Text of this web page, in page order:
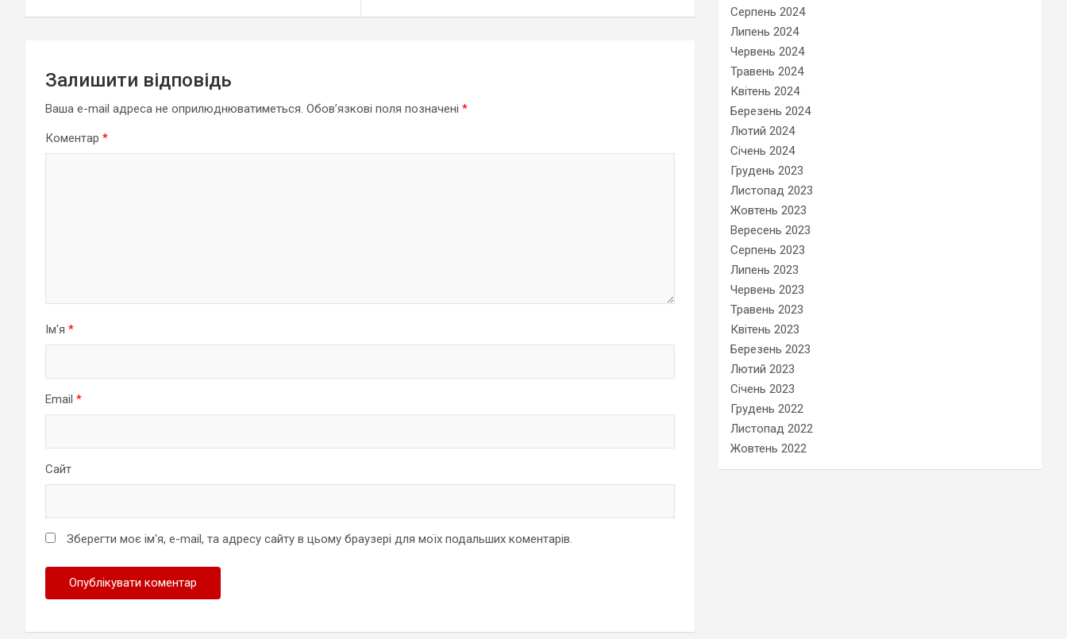
Залишити відповідь
Ваша e-mail адреса не оприлюднюватиметься. Обов’язкові поля позначені *
Коментар *
Ім'я *
Email *
Сайт
Зберегти моє ім'я, e-mail, та адресу сайту в цьому браузері для моїх подальших коментарів.
Серпень 2024
Липень 2024
Червень 2024
Травень 2024
Квітень 2024
Березень 2024
Лютий 2024
Січень 2024
Грудень 2023
Листопад 2023
Жовтень 2023
Вересень 2023
Серпень 2023
Липень 2023
Червень 2023
Травень 2023
Квітень 2023
Березень 2023
Лютий 2023
Січень 2023
Грудень 2022
Листопад 2022
Жовтень 2022